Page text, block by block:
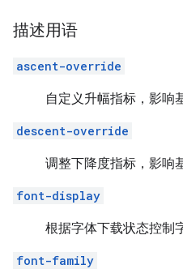
描述用语
ascent-override
自定义升幅指标，影响
descent-override
调整下降度指标，影响
font-display
根据字体下载状态控制
font-family